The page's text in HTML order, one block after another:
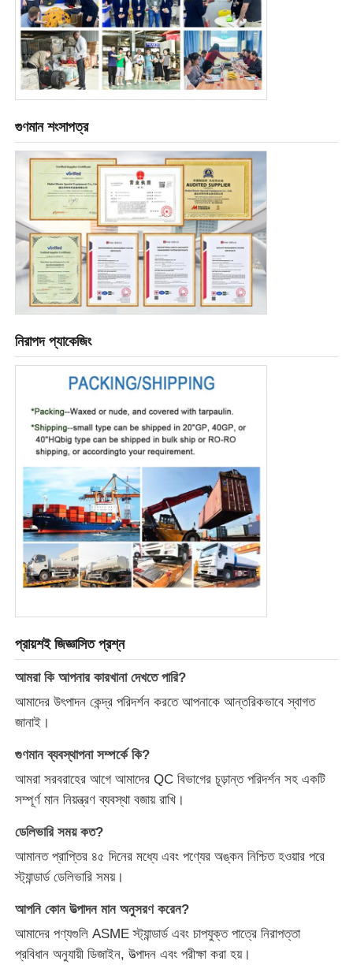
গুণমান শংসাপত্র
নিরাপদ প্যাকেজিং
প্রায়শই জিজ্ঞাসিত প্রশ্ন
আমরা কি আপনার কারখানা দেখতে পারি?
আমাদের উৎপাদন কেন্দ্র পরিদর্শন করতে আপনাকে আন্তরিকভাবে স্বাগত
জানাই।
গুণমান ব্যবস্থাপনা সম্পর্কে কি?
আমরা সরবরাহের আগে আমাদের QC বিভাগের চূড়ান্ত পরিদর্শন সহ একটি
সম্পূর্ণ মান নিয়ন্ত্রণ ব্যবস্থা বজায় রাখি।
ডেলিভারি সময় কত?
আমানত প্রাপ্তির ৪৫ দিনের মধ্যে এবং পণ্যের অঙ্কন নিশ্চিত হওয়ার পরে
স্ট্যান্ডার্ড ডেলিভারি সময়।
আপনি কোন উত্পাদন মান অনুসরণ করেন?
আমাদের পণ্যগুলি ASME স্ট্যান্ডার্ড এবং চাপযুক্ত পাত্রে নিরাপত্তা
প্রবিধান অনুযায়ী ডিজাইন, উত্পাদন এবং পরীক্ষা করা হয়।